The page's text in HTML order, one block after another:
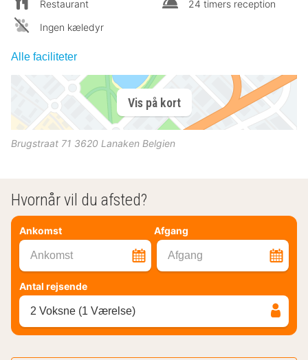
Restaurant
Ingen kæledyr
24 timers reception
Alle faciliteter
Vis på kort
Brugstraat 71 3620 Lanaken Belgien
Hvornår vil du afsted?
Ankomst Afgang
Ankomst Afgang
Antal rejsende
2 Voksne (1 Værelse)